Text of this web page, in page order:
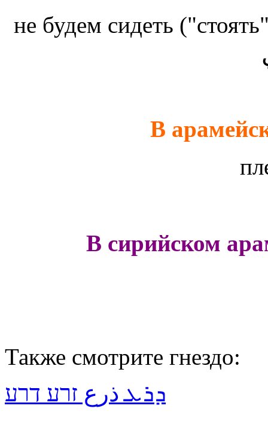
не будем сидеть
В
В сирийском
Также смотрите гнездо:
ܕܪܥ ذرع זרע דרע